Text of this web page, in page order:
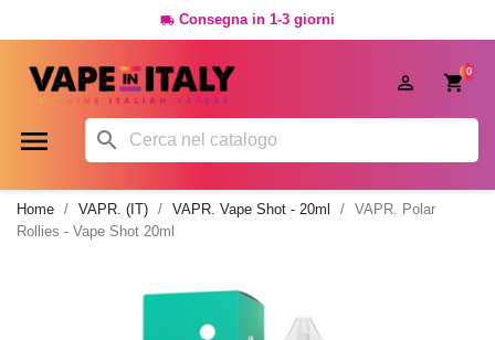
 Consegna in 1-3 giorni
0

 
Home VAPR. (IT) VAPR. Vape Shot - 20ml
VAPR. Polar
Rollies - Vape Shot 20ml